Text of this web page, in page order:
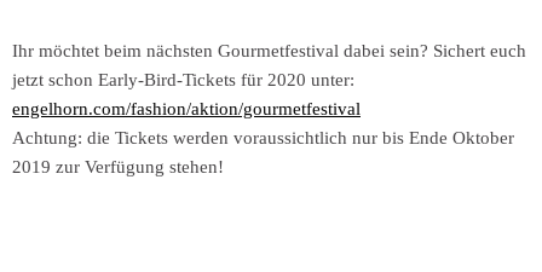
Ihr möchtet beim nächsten Gourmetfestival dabei sein? Sichert euch
jetzt schon Early-Bird-Tickets für 2020 unter:
engelhorn.com/fashion/aktion/gourmetfestival
Achtung: die Tickets werden voraussichtlich nur bis Ende Oktober
2019 zur Verfügung stehen!